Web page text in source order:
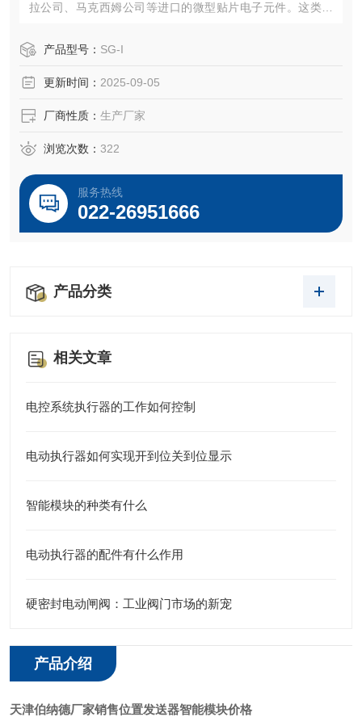
拉公司、马克西姆公司等进口的微型贴片电子元件。这类元
重量轻、功能强、可靠性高，我们采用微型贴片电子元件，
产品型号： SG-I
更新时间： 2025-09-05
厂商性质： 生产厂家
浏览次数： 322
服务热线
022-26951666
产品分类
相关文章
电控系统执行器的工作如何控制
电动执行器如何实现开到位关到位显示
智能模块的种类有什么
电动执行器的配件有什么作用
硬密封电动闸阀：工业阀门市场的新宠
产品介绍
天津伯纳德厂家销售位置发送器智能模块价格